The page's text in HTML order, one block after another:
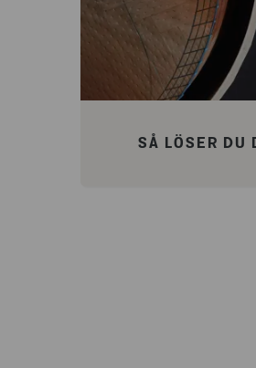
SÅ LÖSER DU